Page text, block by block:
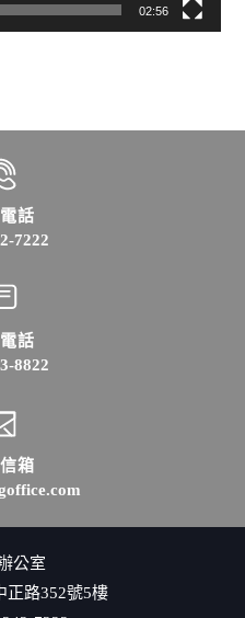
02:56
話
7222
話
8822
箱
公室
正路352號5樓